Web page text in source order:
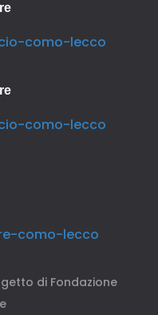
di Fondazione